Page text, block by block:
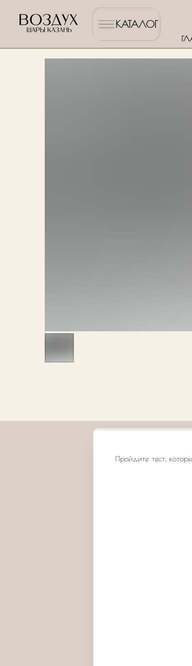
КАТАЛОГ
Пройдите тест,